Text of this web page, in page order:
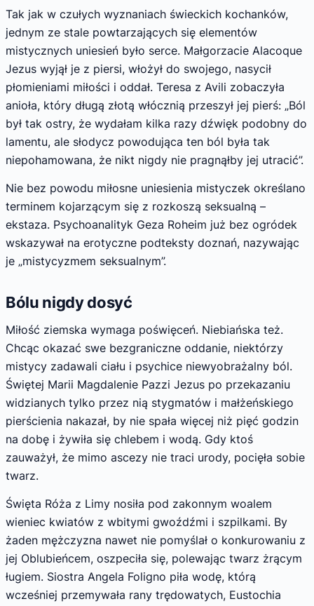
Tak jak w czułych wyznaniach świeckich kochanków,
jednym ze stale powtarzających się elementów
mistycznych uniesień było serce. Małgorzacie Alacoque
Jezus wyjął je z piersi, włożył do swojego, nasycił
płomieniami miłości i oddał. Teresa z Avili zobaczyła
anioła, który długą złotą włócznią przeszył jej pierś: „Ból
był tak ostry, że wydałam kilka razy dźwięk podobny do
lamentu, ale słodycz powodująca ten ból była tak
niepohamowana, że nikt nigdy nie pragnąłby jej utracić”.
Nie bez powodu miłosne uniesienia mistyczek określano
terminem kojarzącym się z rozkoszą seksualną –
ekstaza. Psychoanalityk Geza Roheim już bez ogródek
wskazywał na erotyczne podteksty doznań, nazywając
je „mistycyzmem seksualnym”.
Bólu nigdy dosyć
Miłość ziemska wymaga poświęceń. Niebiańska też.
Chcąc okazać swe bezgraniczne oddanie, niektórzy
mistycy zadawali ciału i psychice niewyobrażalny ból.
Świętej Marii Magdalenie Pazzi Jezus po przekazaniu
widzianych tylko przez nią stygmatów i małżeńskiego
pierścienia nakazał, by nie spała więcej niż pięć godzin
na dobę i żywiła się chlebem i wodą. Gdy ktoś
zauważył, że mimo ascezy nie traci urody, pocięła sobie
twarz.
Święta Róża z Limy nosiła pod zakonnym woalem
wieniec kwiatów z wbitymi gwoźdźmi i szpilkami. By
żaden mężczyzna nawet nie pomyślał o konkurowaniu z
jej Oblubieńcem, oszpeciła się, polewając twarz żrącym
ługiem. Siostra Angela Foligno piła wodę, którą
wcześniej przemywała rany trędowatych, Eustochia